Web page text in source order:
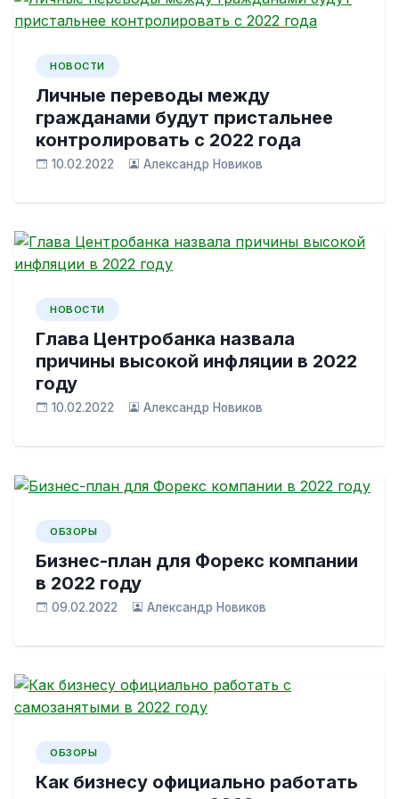
НОВОСТИ
Личные переводы между
гражданами будут пристальнее
контролировать с 2022 года
10.02.2022 Александр Новиков
НОВОСТИ
Глава Центробанка назвала
причины высокой инфляции в 2022
году
10.02.2022 Александр Новиков
ОБЗОРЫ
Бизнес-план для Форекс компании
в 2022 году
09.02.2022 Александр Новиков
ОБЗОРЫ
Как бизнесу официально работать